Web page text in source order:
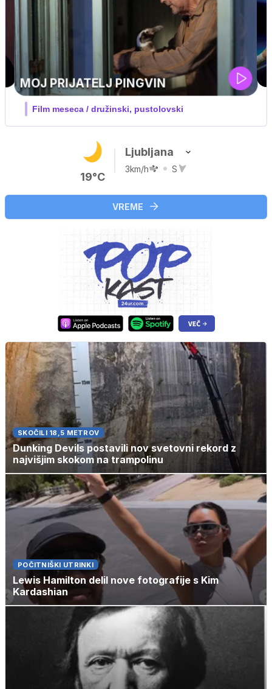
UEFA SUPERPOKAL
V živo na VOYO: sreda ob 20.30
19°C
Ljubljana
3km/h S
VREME
SKOČILI 18,5 METROV
Dunking Devils postavili nov svetovni rekord z
najvišjim skokom na trampolinu
POČITNIŠKI UTRINKI
Lewis Hamilton delil nove fotografije s Kim
Kardashian